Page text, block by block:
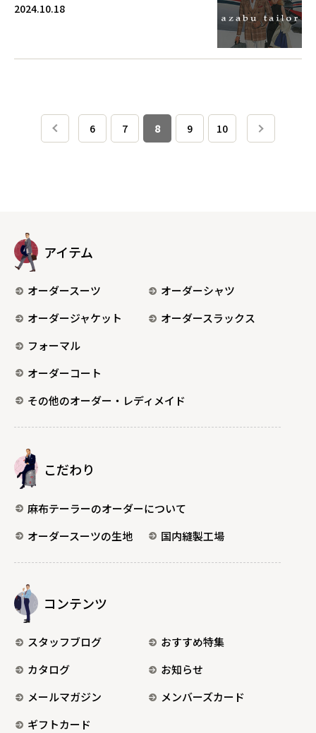
2024.10.18
6 7 8 9 10
アイテム
オーダースーツ
オーダーシャツ
オーダージャケット
オーダースラックス
フォーマル
オーダーコート
その他のオーダー・レディメイド
こだわり
麻布テーラーのオーダーについて
オーダースーツの生地
国内縫製工場
コンテンツ
スタッフブログ
おすすめ特集
カタログ
お知らせ
メールマガジン
メンバーズカード
ギフトカード